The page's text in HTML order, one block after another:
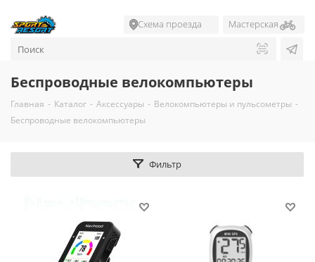
Схема проезда Мастерская
Беспроводные велокомпьютеры
Главная - Каталог - Аксессуары - Велокомпьютеры и пульсометры -
Беспроводные велокомпьютеры
Фильтр